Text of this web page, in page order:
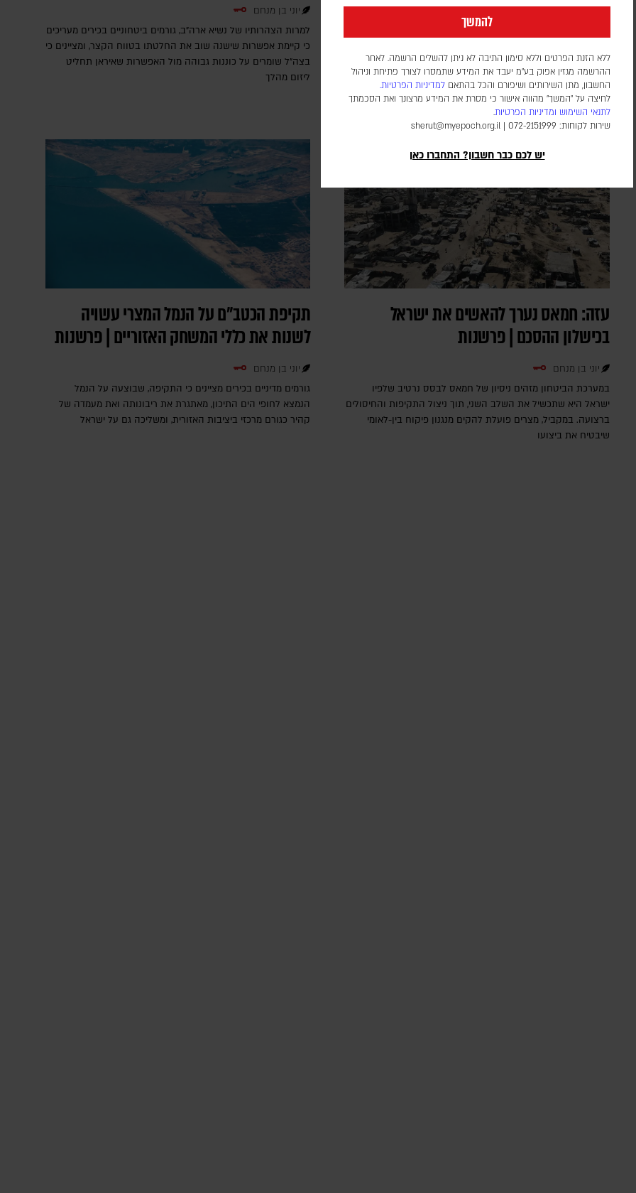
להמשך
ללא הזנת הפרטים וללא סימון התיבה לא ניתן להשלים הרשמה. לאחר
ההרשמה מגזין אפוק בע״מ יעבד את המידע שתמסרו לצורך פתיחת וניהול
החשבון, מתן השירותים ושיפורם והכל בהתאם למדיניות הפרטיות.
לחיצה על "המשך" מהווה אישור כי מסרת את המידע מרצונך ואת הסכמתך
לתנאי השימוש ומדיניות הפרטיות.
שירות לקוחות: 072-2151999 |
sherut@myepoch.org.il
יש לכם כבר חשבון? התחברו כאן
יצוא הנפט נפגע, הסחר הימי מצטמצם והלחץ על המשק גובר;
וושינגטון מבקשת לתרגם את המחיר הכלכלי לשינוי מדיני, וטהראן
מהמרת שתוכל להחזיק מעמד
יוני בן מנחם
למרות הצהרותיו של נשיא ארה"ב, גורמים ביטחוניים בכירים מעריכים
כי קיימת אפשרות שישנה שוב את החלטתו בטווח הקצר, ומציינים כי
בצה"ל שומרים על כוננות גבוהה מול האפשרות שאיראן תחליט
ליזום מהלך
עזה: חמאס נערך להאשים את ישראל
בכישלון ההסכם | פרשנות
יוני בן מנחם
במערכת הביטחון מזהים ניסיון של חמאס לבסס נרטיב שלפיו
ישראל היא שתכשיל את השלב השני, תוך ניצול התקיפות והחיסולים
ברצועה. במקביל, מצרים פועלת להקים מנגנון פיקוח בין-לאומי
שיבטיח את ביצועו
תקיפת הכטב"ם על הנמל המצרי עשויה
לשנות את כללי המשחק האזוריים | פרשנות
יוני בן מנחם
גורמים מדיניים בכירים מציינים כי התקיפה, שבוצעה על הנמל
הנמצא לחופי הים התיכון, מאתגרת את ריבונותה ואת מעמדה של
קהיר כגורם מרכזי ביציבות האזורית, ומשליכה גם על ישראל